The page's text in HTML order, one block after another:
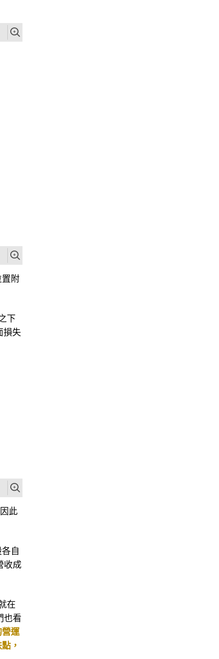
置附
下
損失
此
自
收成
在
也看
營運
，